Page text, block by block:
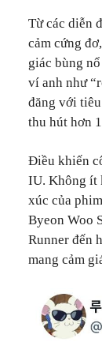
Từ các diễn
cảm cứng
giác bùng
ví anh như
đăng với
thu hút hơn
Điều khiến
IU. Không ít
xúc của
Byeon Woo
Runner đến
mang cảm